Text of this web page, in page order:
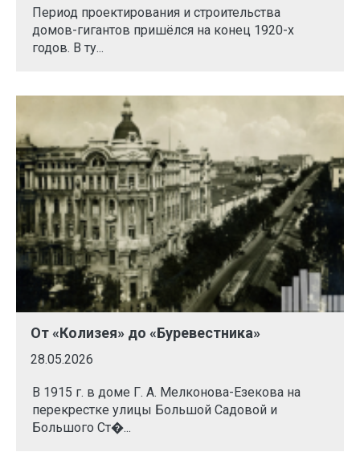
Период проектирования и строительства
домов-гигантов пришёлся на конец 1920-х
годов. В ту...
От «Колизея» до «Буревестника»
28.05.2026
В 1915 г. в доме Г. А. Мелконова-Езекова на
перекрестке улицы Большой Садовой и
Большого Ст�...